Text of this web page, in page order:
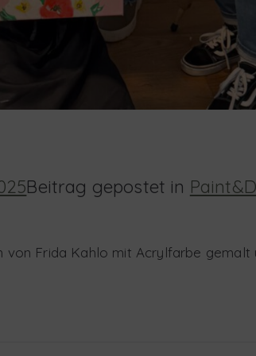
Beitrag gepostet in
Frida Kahlo mit Acrylfarbe